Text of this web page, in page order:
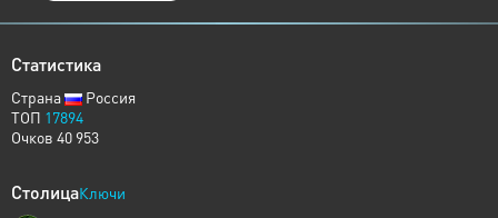
Статистика
Страна
Россия
ТОП 17894
Очков 40 953
СтолицаКлючи